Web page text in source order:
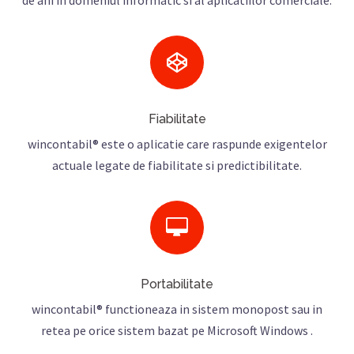
Fiabilitate
wincontabil® este o aplicatie care raspunde exigentelor
actuale legate de fiabilitate si predictibilitate.
Portabilitate
wincontabil® functioneaza in sistem monopost sau in
retea pe orice sistem bazat pe Microsoft Windows .